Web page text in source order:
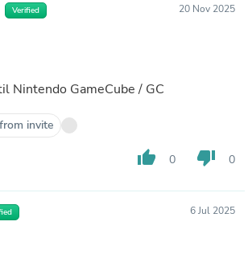
Verified 20 Nov 2025
Nintendo GameCube / GC
invite
thumb_up 0 thumb_down 0
6 Jul 2025